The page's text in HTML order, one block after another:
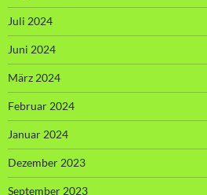
Juli 2024
Juni 2024
März 2024
Februar 2024
Januar 2024
Dezember 2023
September 2023